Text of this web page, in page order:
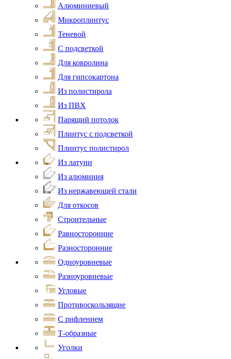
Алюминиевый
Микроплинтус
Теневой
С подсветкой
Для ковролина
Для гипсокартона
Из полистирола
Из ПВХ
Парящий потолок
Плинтус с подсветкой
Плинтус полистирол
Из латуни
Из алюминия
Из нержавеющей стали
Для откосов
Строительные
Равносторонние
Разносторонние
Одноуровневые
Разноуровневые
Угловые
Противоскользящие
С рифлением
Т-образные
Уголки